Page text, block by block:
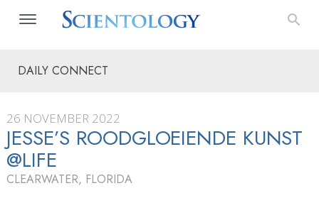
DAILY CONNECT
26 NOVEMBER 2022
JESSE’S ROODGLOEIENDE KUNST
@LIFE
CLEARWATER, FLORIDA